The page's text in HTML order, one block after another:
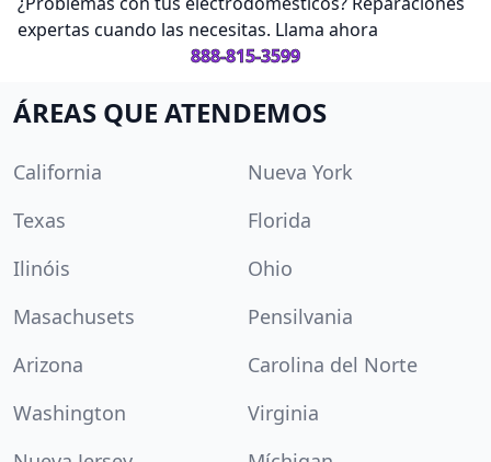
expertas cuando las necesitas. Llama ahora
888-815-3599
ÁREAS QUE ATENDEMOS
California
Nueva York
Texas
Florida
Ilinóis
Ohio
Masachusets
Pensilvania
Arizona
Carolina del Norte
Washington
Virginia